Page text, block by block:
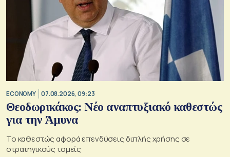
ECONOMY 07.08.2026, 09:23
Θεοδωρικάκος: Νέο αναπτυξιακό καθεστώς
για την Άμυνα
Το καθεστώς αφορά επενδύσεις διπλής χρήσης σε
στρατηγικούς τομείς